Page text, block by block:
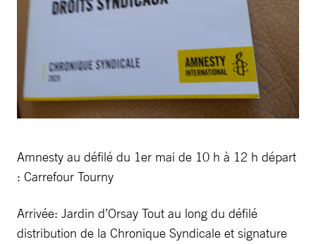
Amnesty au défilé du 1er mai de 10 h à 12 h départ
: Carrefour Tourny
Arrivée: Jardin d’Orsay Tout au long du défilé
distribution de la Chronique Syndicale et signature